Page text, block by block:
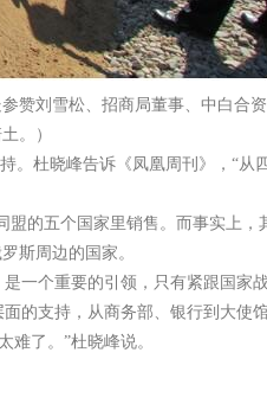
赞刘雪松、招商局董事、中白合
。）
。杜晓峰告诉《凤凰周刊》，“从
的五个国家里销售。而事实上，
斯周边的国家。
一个重要的引领，只有紧跟国家
的支持，从商务部、银行到大使
了。”杜晓峰说。